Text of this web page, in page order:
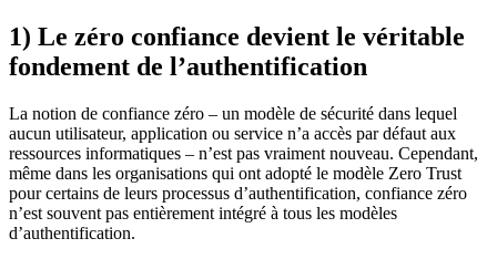
1) Le zéro confiance devient le véritable
fondement de l’authentification
La notion de confiance zéro – un modèle de sécurité dans lequel
aucun utilisateur, application ou service n’a accès par défaut aux
ressources informatiques – n’est pas vraiment nouveau. Cependant,
même dans les organisations qui ont adopté le modèle Zero Trust
pour certains de leurs processus d’authentification, confiance zéro
n’est souvent pas entièrement intégré à tous les modèles
d’authentification.